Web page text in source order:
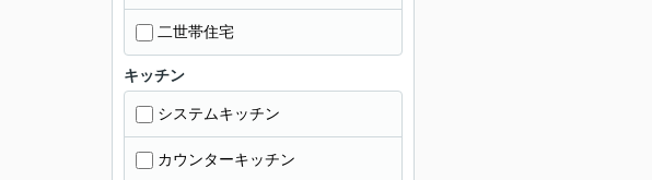
二世帯住宅
キッチン
システムキッチン
カウンターキッチン